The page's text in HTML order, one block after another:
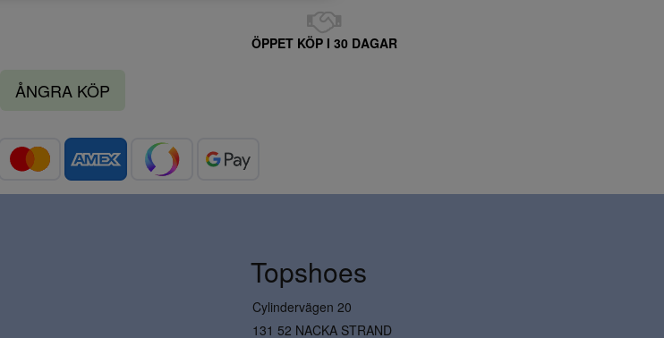
ÖPPET KÖP I 30 DAGAR
ÅNGRA KÖP
Topshoes
Cylindervägen 20
131 52 NACKA STRAND